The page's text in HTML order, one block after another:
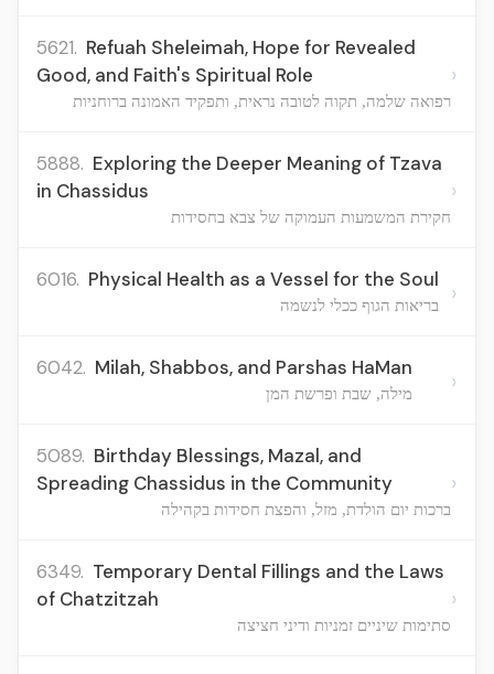
5621. Refuah Sheleimah, Hope for Revealed
Good, and Faith's Spiritual Role
רפואה שלמה, תקוה לטובה נראית, ותפקיד האמונה ברוחניות
›
5888. Exploring the Deeper Meaning of Tzava
in Chassidus
חקירת המשמעות העמוקה של צבא בחסידות
›
6016. Physical Health as a Vessel for the Soul
בריאות הגוף ככלי לנשמה ›
6042. Milah, Shabbos, and Parshas HaMan
מילה, שבת ופרשת המן ›
5089. Birthday Blessings, Mazal, and
Spreading Chassidus in the Community
ברכות יום הולדת, מזל, והפצת חסידות בקהילה
›
6349. Temporary Dental Fillings and the Laws
of Chatzitzah
סתימות שיניים זמניות ודיני חציצה
›